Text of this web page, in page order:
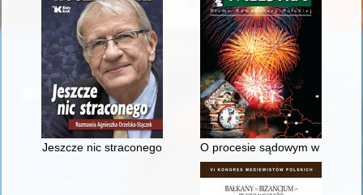
Jeszcze nic straconego O procesie sądowym w